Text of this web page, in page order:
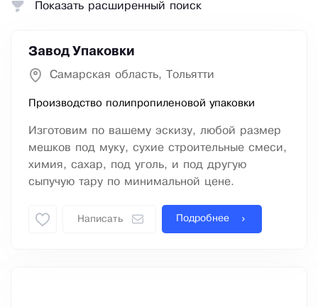
Завод Упаковки
Самарская область, Тольятти
Производство полипропиленовой упаковки
Изготовим по вашему эскизу, любой размер
мешков под муку, сухие строительные смеси,
химия, сахар, под уголь, и под другую
сыпучую тару по минимальной цене.
Написать Подробнее
Показать расширенный поиск